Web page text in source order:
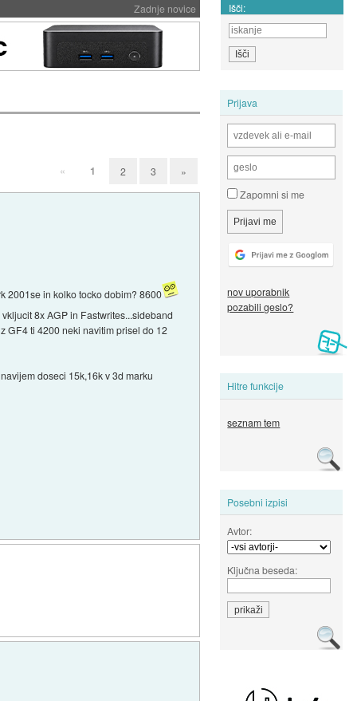
Zadnje novice Išči:
Prijava
Zapomni si me
nov uporabnik
pozabili geslo?
Hitre funkcije
seznam tem
Posebni izpisi
Avtor:
Ključna beseda:
« 1 2 3 »
2001se in kolko tocko dobim? 8600
8x AGP in Fastwrites...sideband
GF4 ti 4200 neki navitim prisel do 12
doseci 15k,16k v 3d marku